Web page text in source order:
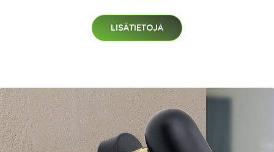
LISÄTIETOJA